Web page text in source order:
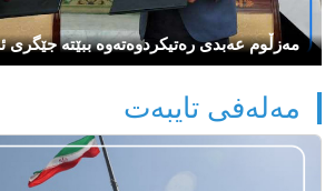
مەزڵوم عەبدی رەتیكردوەتەوە ببێتە
مەلەفی تایبەت